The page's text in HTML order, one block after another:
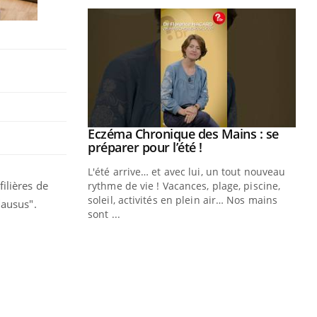
de
chez les
les soignants.
Youtube
Eczéma Chronique des Mains : se
préparer pour l’été !Youtube
L'été arrive… et avec lui, un tout nouveau
rythme de vie ! Vacances, plage, piscine,
soleil, activités en plein air… Nos mains
sont ...